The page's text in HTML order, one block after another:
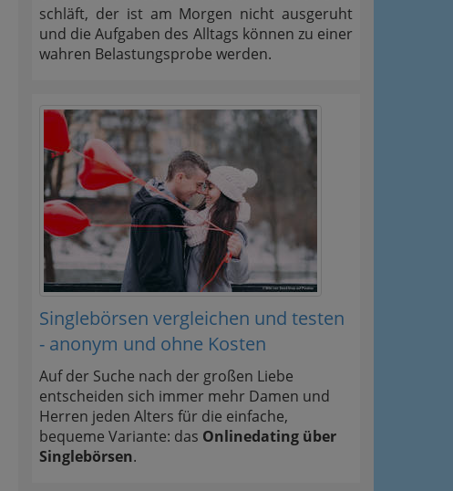
schläft, der ist am Morgen nicht ausgeruht
und die Aufgaben des Alltags können zu einer
wahren Belastungsprobe werden.
Singlebörsen vergleichen und testen
- anonym und ohne Kosten
Auf der Suche nach der großen Liebe
entscheiden sich immer mehr Damen und
Herren jeden Alters für die einfache,
bequeme Variante: das Onlinedating über
Singlebörsen.